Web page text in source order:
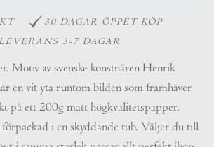
30 DAGAR ÖPPET KÖP
LEVERANS 3-7 DAGAR
Motiv av svenske konstnären Henrik
en vit yta runtom bilden som framhäver
på ett 200g matt högkvalitetspapper.
i en skyddande tub. Väljer du till